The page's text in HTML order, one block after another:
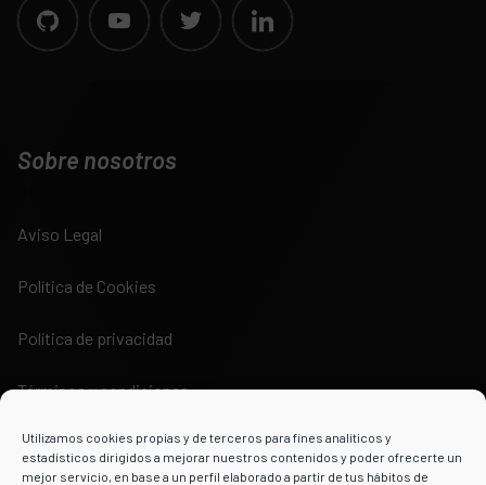
Utilizamos cookies propias y de terceros para fines analíticos y
estadísticos dirigidos a mejorar nuestros contenidos y poder ofrecerte un
mejor servicio, en base a un perfil elaborado a partir de tus hábitos de
Sobre nosotros
Aviso Legal
Política de Cookies
Política de privacidad
Términos y condiciones